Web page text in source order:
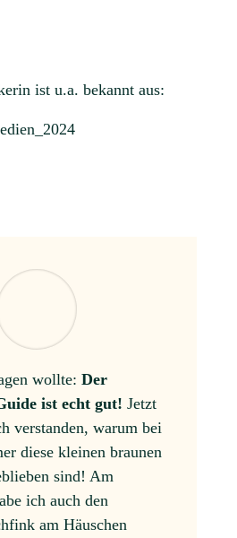
ist u.a. bekannt aus:
wollte: Der
ist echt gut! Jetzt
verstanden, warum bei
diese kleinen braunen
sind! Am
ich auch den
am Häuschen